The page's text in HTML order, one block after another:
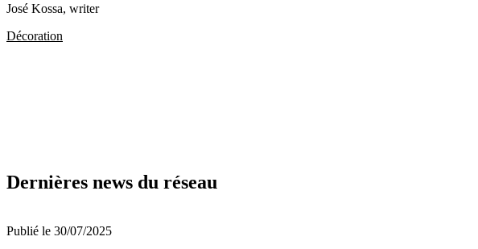
José Kossa, writer
Décoration
Dernières news du réseau
Publié le 30/07/2025